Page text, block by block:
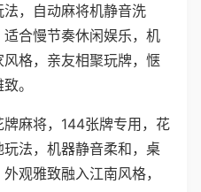
，自动麻将机静音洗
合慢节奏休闲娱乐，机
格，亲友相聚玩牌，惬
。
麻将，144张牌专用，花
法，机器静音柔和，桌
观雅致融入江南风格，